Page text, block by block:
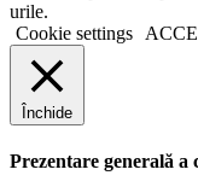
urile.
Cookie settings
Închide
Prezentare generală